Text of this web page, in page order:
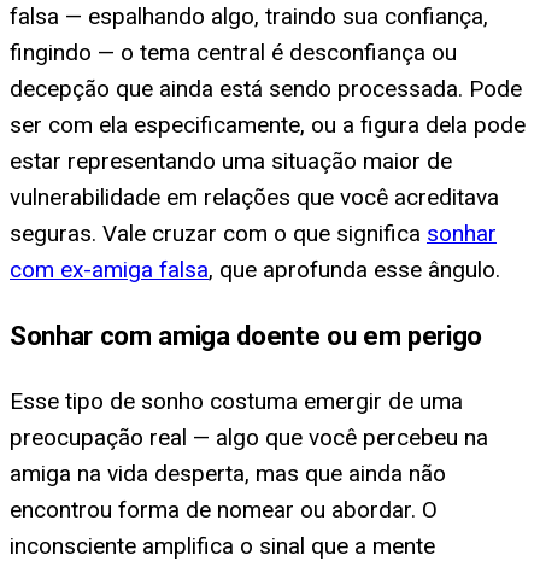
falsa — espalhando algo, traindo sua confiança,
fingindo — o tema central é desconfiança ou
decepção que ainda está sendo processada. Pode
ser com ela especificamente, ou a figura dela pode
estar representando uma situação maior de
vulnerabilidade em relações que você acreditava
seguras. Vale cruzar com o que significa sonhar
com ex-amiga falsa, que aprofunda esse ângulo.
Sonhar com amiga doente ou em perigo
Esse tipo de sonho costuma emergir de uma
preocupação real — algo que você percebeu na
amiga na vida desperta, mas que ainda não
encontrou forma de nomear ou abordar. O
inconsciente amplifica o sinal que a mente